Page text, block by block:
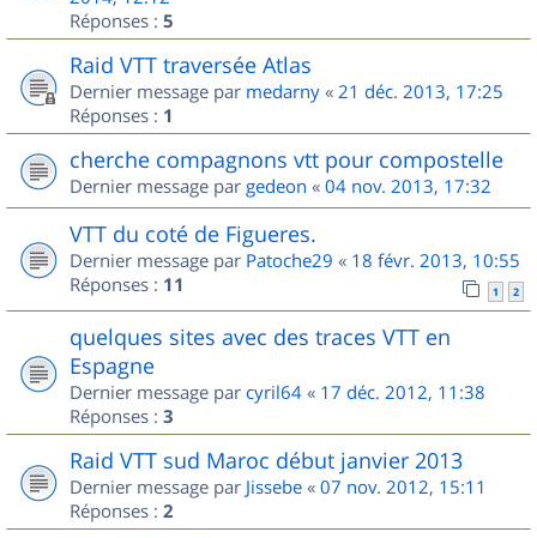
Réponses : 5
Raid VTT traversée Atlas
Dernier message par medarny « 21 déc. 2013, 17:25
Réponses : 1
cherche compagnons vtt pour compostelle
Dernier message par gedeon « 04 nov. 2013, 17:32
VTT du coté de Figueres.
Dernier message par Patoche29 « 18 févr. 2013, 10:55
Réponses : 11 1 2
quelques sites avec des traces VTT en
Espagne
Dernier message par cyril64 « 17 déc. 2012, 11:38
Réponses : 3
Raid VTT sud Maroc début janvier 2013
Dernier message par Jissebe « 07 nov. 2012, 15:11
Réponses : 2